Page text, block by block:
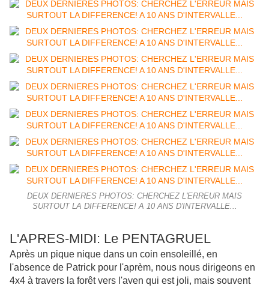
DEUX DERNIERES PHOTOS: CHERCHEZ L'ERREUR MAIS
SURTOUT LA DIFFERENCE! A 10 ANS D'INTERVALLE...
L'APRES-MIDI: Le PENTAGRUEL
Après un pique nique dans un coin ensoleillé, en
l'absence de Patrick pour l'aprèm, nous nous dirigeons en
4x4 à travers la forêt vers l'aven qui est joli, mais souvent